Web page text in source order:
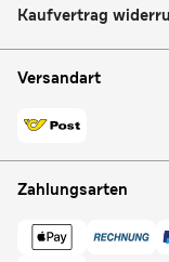
Kaufvertrag
Versandart
Zahlungsarten